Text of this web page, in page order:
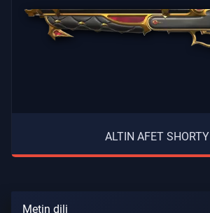
ALTIN AFET SHORTY
Metin dili